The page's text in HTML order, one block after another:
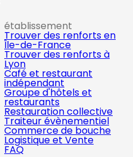
établissement
Trouver des renforts en
Île-de-France
Trouver des renforts à
Lyon
Café et restaurant
indépendant
Groupe d'hôtels et
restaurants
Restauration collective
Traiteur évènementiel
Commerce de bouche
Logistique et Vente
FAQ